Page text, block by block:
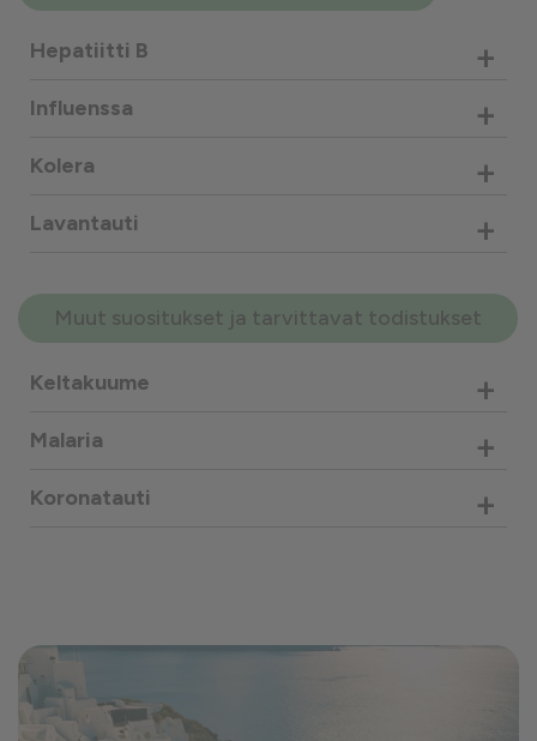
Hepatiitti B +
Influenssa +
Kolera +
Lavantauti +
Muut suositukset ja tarvittavat todistukset
Keltakuume +
Malaria +
Koronatauti +